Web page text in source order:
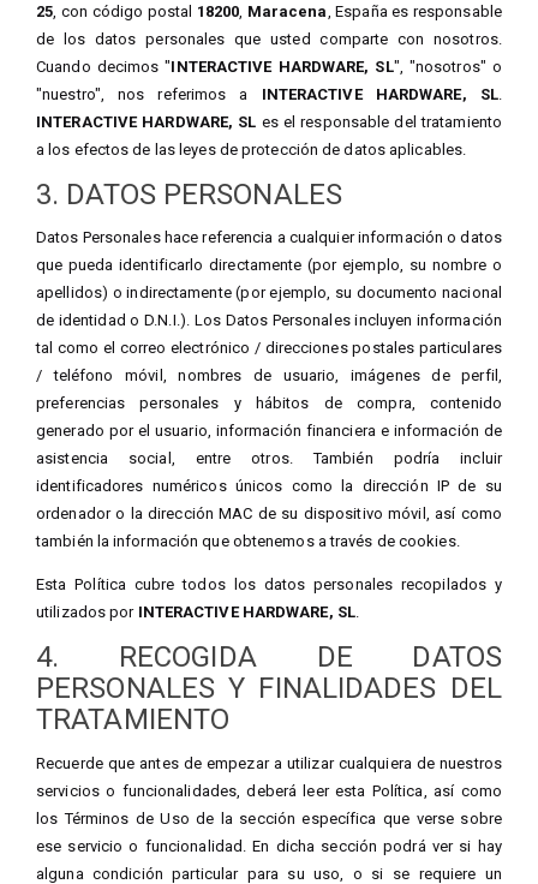
25 , con código postal 18200 Maracena , España es responsable
de los datos personales que usted comparte con nosotros.
Cuando decimos "INTERACTIVE HARDWARE, SL", "nosotros" o
"nuestro", nos referimos a INTERACTIVE HARDWARE, SL.
INTERACTIVE HARDWARE, SL es el responsable del tratamiento
a los efectos de las leyes de protección de datos aplicables.
3. DATOS PERSONALES
Datos Personales hace referencia a cualquier información o datos
que pueda identificarlo directamente (por ejemplo, su nombre o
apellidos) o indirectamente (por ejemplo, su documento nacional
de identidad o D.N.I.). Los Datos Personales incluyen información
tal como el correo electrónico / direcciones postales particulares
/ teléfono móvil, nombres de usuario, imágenes de perfil,
preferencias personales y hábitos de compra, contenido
generado por el usuario, información financiera e información de
asistencia social, entre otros. También podría incluir
identificadores numéricos únicos como la dirección IP de su
ordenador o la dirección MAC de su dispositivo móvil, así como
también la información que obtenemos a través de cookies.
Esta Política cubre todos los datos personales recopilados y
utilizados por INTERACTIVE HARDWARE, SL.
4. RECOGIDA DE DATOS
PERSONALES Y FINALIDADES DEL
TRATAMIENTO
Recuerde que antes de empezar a utilizar cualquiera de nuestros
servicios o funcionalidades, deberá leer esta Política, así como
los Términos de Uso de la sección específica que verse sobre
ese servicio o funcionalidad. En dicha sección podrá ver si hay
alguna condición particular para su uso, o si se requiere un